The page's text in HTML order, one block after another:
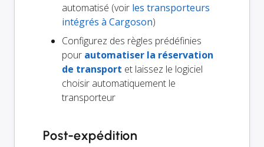
automatisé (voir les transporteurs
intégrés à Cargoson)
Configurez des règles prédéfinies
pour automatiser la réservation
de transport et laissez le logiciel
choisir automatiquement le
transporteur
Post-expédition